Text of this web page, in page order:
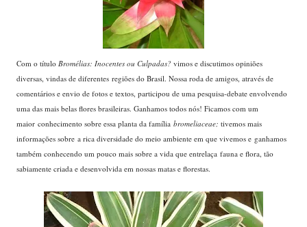
Com o título Bromélias: Inocentes ou Culpadas? vimos e discutimos opiniões
diversas, vindas de diferentes regiões do Brasil. Nossa roda de amigos, através de
comentários e envio de fotos e textos, participou de uma pesquisa-debate envolvendo
uma das mais belas flores brasileiras. Ganhamos todos nós! Ficamos com um
maior conhecimento sobre essa planta da família bromeliaceae; tivemos mais
informações sobre a rica diversidade do meio ambiente em que vivemos e ganhamos
também conhecendo um pouco mais sobre a vida que entrelaça fauna e flora, tão
sabiamente criada e desenvolvida em nossas matas e florestas.